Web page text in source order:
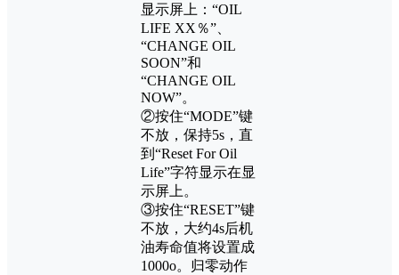
显示屏上：“OIL
LIFE XX％”、
“CHANGE OIL
SOON”和
“CHANGE OIL
NOW”。
②按住“MODE”键
不放，保持5s，直
到“Reset For Oil
Life”字符显示在显
示屏上。
③按住“RESET”键
不放，大约4s后机
油寿命值将设置成
1000o。归零动作